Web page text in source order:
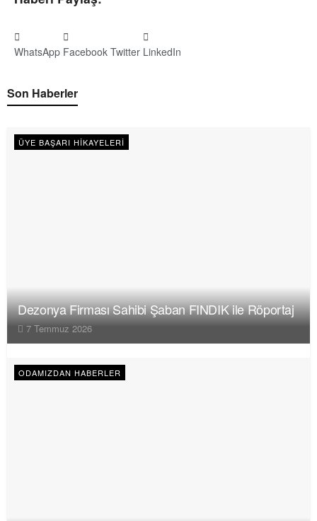
WhatsApp Facebook Twitter LinkedIn
Son Haberler
ÜYE BAŞARI HIKAYELERI
Dezonya Firması Sahibi Şaban FINDIK ile Röportaj
7 Temmuz 2026
ODAMIZDAN HABERLER